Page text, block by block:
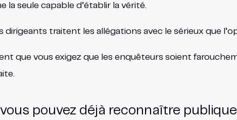
la seule capable d’établir la vérité.
traitent les allégations avec le sérieux que
que vous exigez que les enquêteurs soient
pouvez déjà reconnaître